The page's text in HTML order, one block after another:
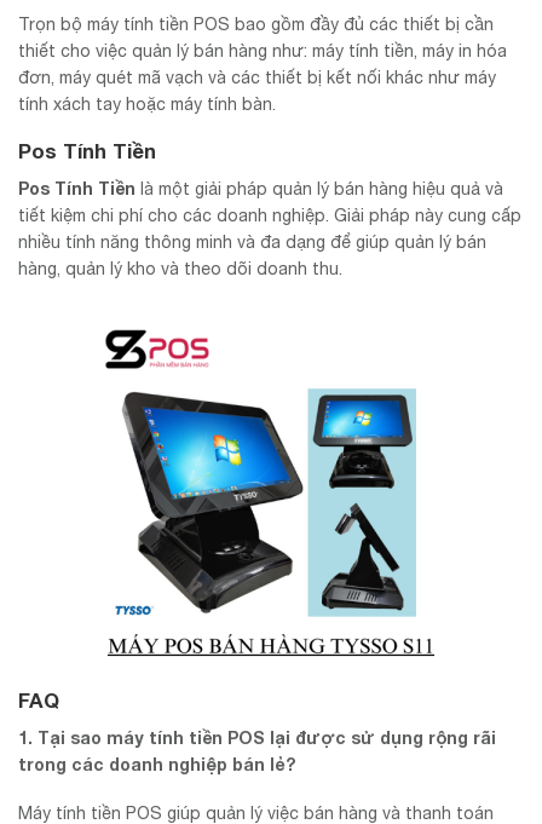
Trọn bộ máy tính tiền POS bao gồm đầy đủ các thiết bị cần
thiết cho việc quản lý bán hàng như: máy tính tiền, máy in hóa
đơn, máy quét mã vạch và các thiết bị kết nối khác như máy
tính xách tay hoặc máy tính bàn.
Pos Tính Tiền
Pos Tính Tiền là một giải pháp quản lý bán hàng hiệu quả và
tiết kiệm chi phí cho các doanh nghiệp. Giải pháp này cung cấp
nhiều tính năng thông minh và đa dạng để giúp quản lý bán
hàng, quản lý kho và theo dõi doanh thu.
FAQ
1. Tại sao máy tính tiền POS lại được sử dụng rộng rãi
trong các doanh nghiệp bán lẻ?
Máy tính tiền POS giúp quản lý việc bán hàng và thanh toán